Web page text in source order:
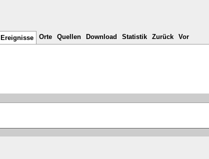
Ereignisse Orte Quellen Download Statistik Zurück Vor